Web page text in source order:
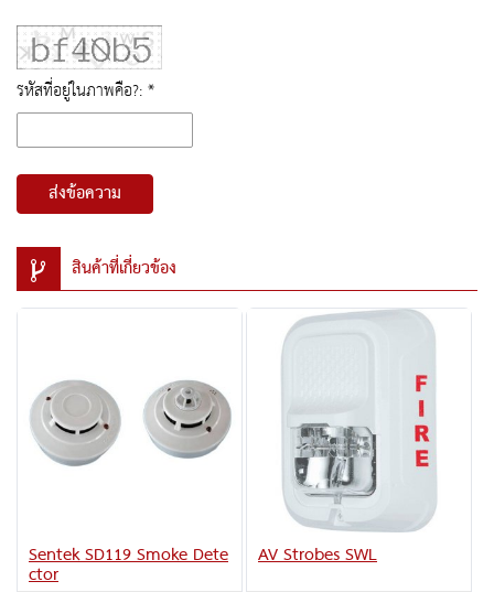
รหัสที่อยู่ในภาพคือ?: *
ส่งข้อความ
สินค้าที่เกี่ยวข้อง
Sentek SD119 Smoke Dete
ctor
AV Strobes SWL